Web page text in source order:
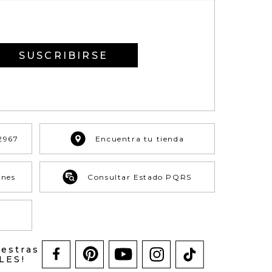
SUSCRIBIRSE
Encuentra tu tienda
Consultar Estado PQRS